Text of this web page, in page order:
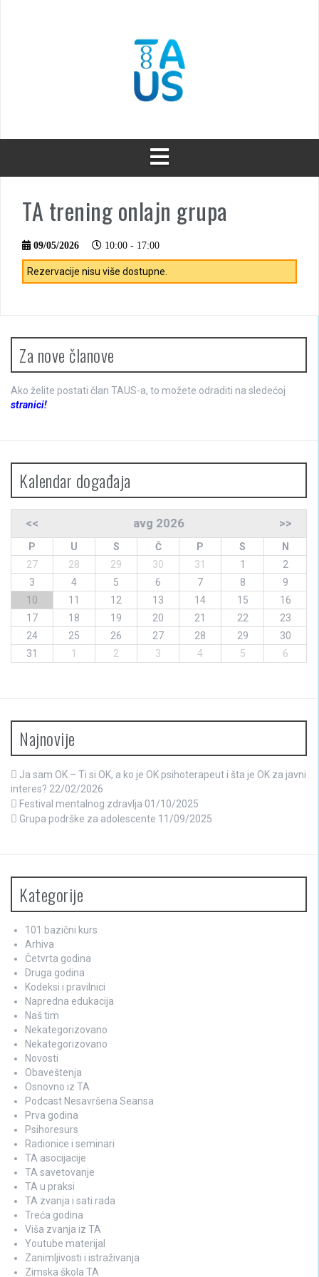
TA trening onlajn grupa
09/05/2026 10:00 - 17:00
Rezervacije nisu više dostupne.
Za nove članove
Ako želite postati član TAUS-a, to možete odraditi na sledećoj
stranici!
Kalendar događaja
<< avg 2026 >>
P U S Č P S
N
27
28 29 30 31 1
2
3
4 5 6 7 8
9
10
11 12 13 14 15
16
17
18 19 20 21 22
23
24
25 26 27 28 29
30
31
1 2 3 4 5 6
Najnovije
Ja sam OK – Ti si OK, a ko je OK psihoterapeut i šta je OK za javni
interes? 22/02/2026
Festival mentalnog zdravlja 01/10/2025
Grupa podrške za adolescente 11/09/2025
Kategorije
101 bazični kurs
Arhiva
Četvrta godina
Druga godina
Kodeksi i pravilnici
Napredna edukacija
Naš tim
Nekategorizovano
Nekategorizovano
Novosti
Obaveštenja
Osnovno iz TA
Podcast Nesavršena Seansa
Prva godina
Psihoresurs
Radionice i seminari
TA asocijacije
TA savetovanje
TA u praksi
TA zvanja i sati rada
Treća godina
Viša zvanja iz TA
Youtube materijal
Zanimljivosti i istraživanja
Zimska škola TA